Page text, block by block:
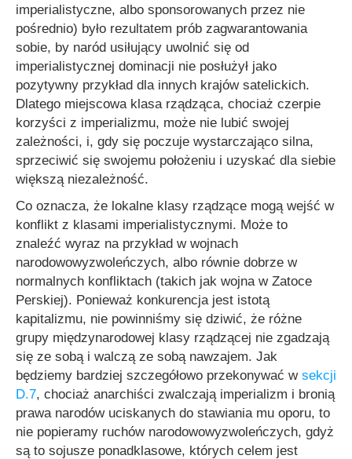
imperialistyczne, albo sponsorowanych przez nie
pośrednio) było rezultatem prób zagwarantowania
sobie, by naród usiłujący uwolnić się od
imperialistycznej dominacji nie posłużył jako
pozytywny przykład dla innych krajów satelickich.
Dlatego miejscowa klasa rządząca, chociaż czerpie
korzyści z imperializmu, może nie lubić swojej
zależności, i, gdy się poczuje wystarczająco silna,
sprzeciwić się swojemu położeniu i uzyskać dla siebie
większą niezależność.
Co oznacza, że lokalne klasy rządzące mogą wejść w
konflikt z klasami imperialistycznymi. Może to
znaleźć wyraz na przykład w wojnach
narodowowyzwoleńczych, albo równie dobrze w
normalnych konfliktach (takich jak wojna w Zatoce
Perskiej). Ponieważ konkurencja jest istotą
kapitalizmu, nie powinniśmy się dziwić, że różne
grupy międzynarodowej klasy rządzącej nie zgadzają
się ze sobą i walczą ze sobą nawzajem. Jak
będziemy bardziej szczegółowo przekonywać w sekcji
D.7, chociaż anarchiści zwalczają imperializm i bronią
prawa narodów uciskanych do stawiania mu oporu, to
nie popieramy ruchów narodowowyzwoleńczych, gdyż
są to sojusze ponadklasowe, których celem jest